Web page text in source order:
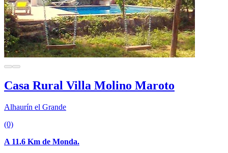
Casa Rural Villa Molino Maroto
Alhaurín el Grande
(0)
A 11.6 Km de Monda.